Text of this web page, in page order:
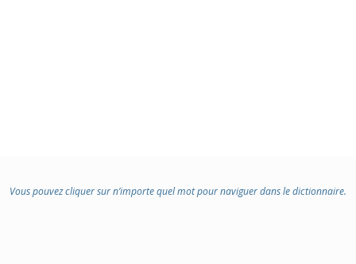
Vous pouvez cliquer sur n’importe quel mot pour naviguer dans le dictionnaire.